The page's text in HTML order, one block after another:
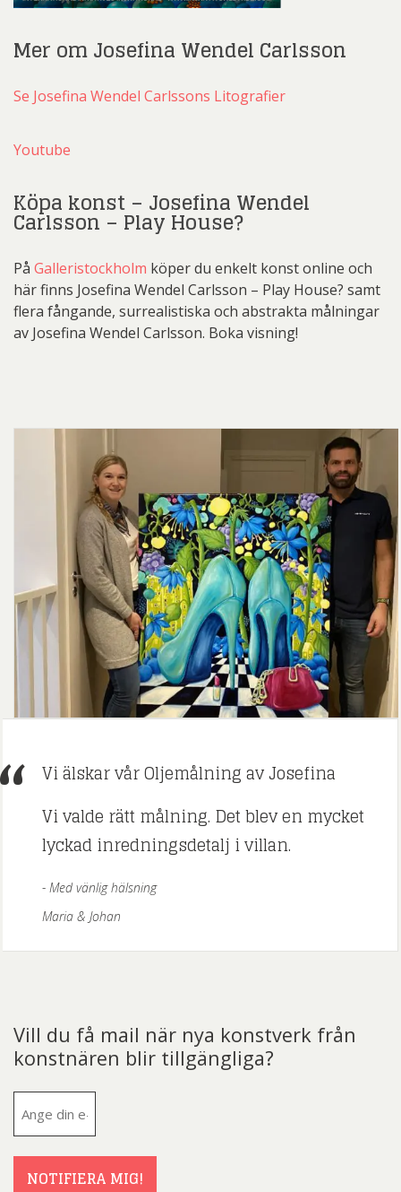
Mer om Josefina Wendel Carlsson
Se Josefina Wendel Carlssons Litografier
Youtube
Köpa konst – Josefina Wendel
Carlsson – Play House?
På Galleristockholm köper du enkelt konst online och
här finns Josefina Wendel Carlsson – Play House? samt
flera fångande, surrealistiska och abstrakta målningar
av Josefina Wendel Carlsson. Boka visning!
Vi älskar vår Oljemålning av Josefina
Vi valde rätt målning. Det blev en mycket
lyckad inredningsdetalj i villan.
Med vänlig hälsning
Maria & Johan
Vill du få mail när nya konstverk från
konstnären blir tillgängliga?
NOTIFIERA MIG!